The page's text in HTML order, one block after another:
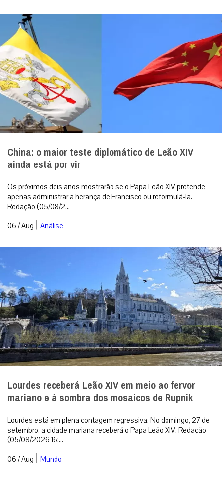
China: o maior teste diplomático de Leão XIV
ainda está por vir
Os próximos dois anos mostrarão se o Papa Leão XIV pretende
apenas administrar a herança de Francisco ou reformulá-la.
Redação (05/08/2...
06 / Aug | Análise
Lourdes receberá Leão XIV em meio ao fervor
mariano e à sombra dos mosaicos de Rupnik
Lourdes está em plena contagem regressiva. No domingo, 27 de
setembro, a cidade mariana receberá o Papa Leão XIV. Redação
(05/08/2026 16:...
06 / Aug | Mundo